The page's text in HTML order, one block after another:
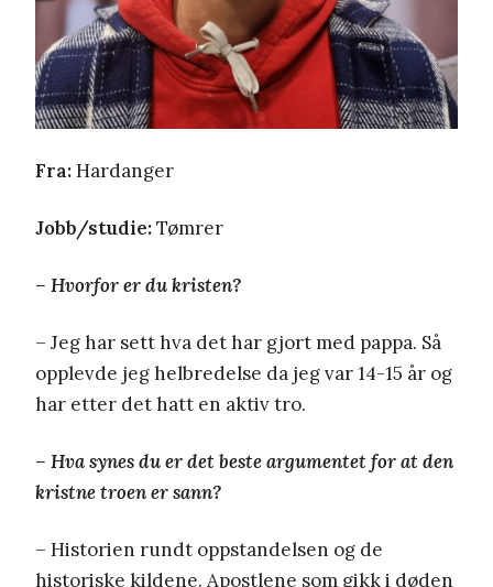
Fra:Hardanger
Jobb/studie:Tømrer
– Hvorfor er du kristen?
– Jeg har sett hva det har gjort med pappa. Så
opplevde jeg helbredelse da jeg var 14-15 år og
har etter det hatt en aktiv tro.
– Hva synes du er det beste argumentet for at den
kristne troen er sann?
– Historien rundt oppstandelsen og de
historiske kildene. Apostlene som gikk i døden